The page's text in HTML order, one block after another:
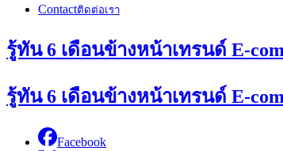
Contactติดต่อเรา
รู้ทัน 6 เดือนข้างหน้าเทรนด์ E-
รู้ทัน 6 เดือนข้างหน้าเทรนด์ E-
Facebook